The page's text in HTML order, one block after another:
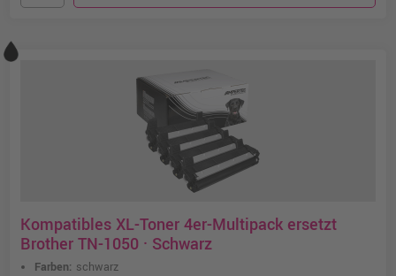
Kompatibles XL-Toner 4er-Multipack ersetzt
Brother TN-1050 · Schwarz
Farben: schwarz